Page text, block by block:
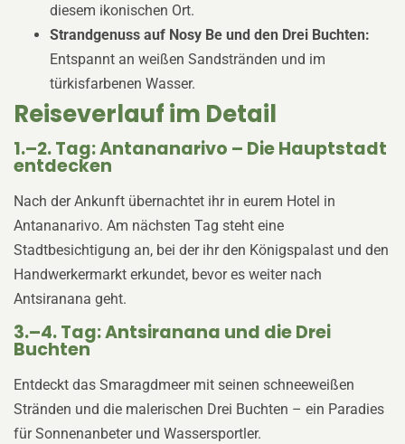
diesem ikonischen Ort.
Strandgenuss auf Nosy Be und den Drei Buchten:
Entspannt an weißen Sandstränden und im
türkisfarbenen Wasser.
Reiseverlauf im Detail
1.–2. Tag: Antananarivo – Die Hauptstadt
entdecken
Nach der Ankunft übernachtet ihr in eurem Hotel in
Antananarivo. Am nächsten Tag steht eine
Stadtbesichtigung an, bei der ihr den Königspalast und den
Handwerkermarkt erkundet, bevor es weiter nach
Antsiranana geht.
3.–4. Tag: Antsiranana und die Drei
Buchten
Entdeckt das Smaragdmeer mit seinen schneeweißen
Stränden und die malerischen Drei Buchten – ein Paradies
für Sonnenanbeter und Wassersportler.